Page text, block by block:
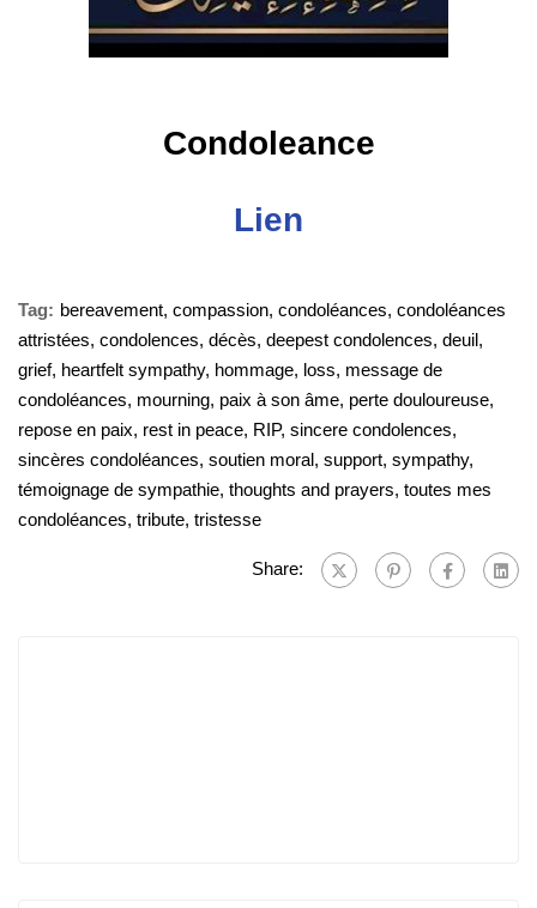
Condoleance
Lien
Tag: bereavement, compassion, condoléances, condoléances
attristées, condolences, décès, deepest condolences, deuil,
grief, heartfelt sympathy, hommage, loss, message de
condoléances, mourning, paix à son âme, perte douloureuse,
repose en paix, rest in peace, RIP, sincere condolences,
sincères condoléances, soutien moral, support, sympathy,
témoignage de sympathie, thoughts and prayers, toutes mes
condoléances, tribute, tristesse
Share: